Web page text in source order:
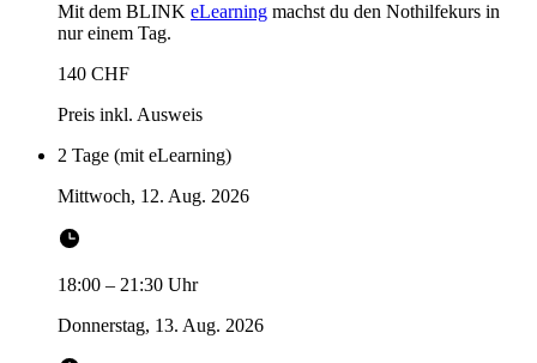
Mit dem BLINK eLearning machst du den Nothilfekurs in
nur einem Tag.
140 CHF
Preis inkl. Ausweis
2 Tage (mit eLearning)
Mittwoch, 12. Aug. 2026
18:00 – 21:30 Uhr
Donnerstag, 13. Aug. 2026